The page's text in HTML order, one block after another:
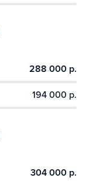
288 000 р.
194 000 р.
304 000 р.